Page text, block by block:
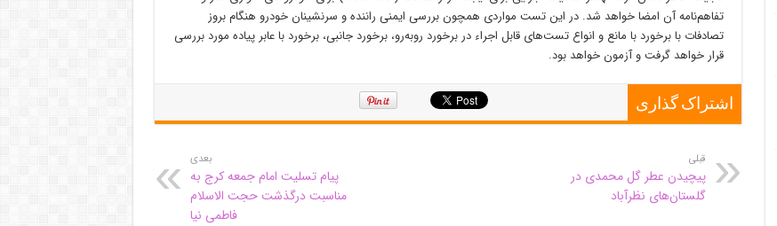
تفاهم‌نامه آن امضا خواهد شد. در این تست مواردی همچون بررسی ایمنی راننده و سرنشینان خودرو هنگام بروز
تصادفات با برخورد با مانع و انواع تست‌های قابل اجراء در برخورد روبه‌رو، برخورد جانبی، برخورد با عابر پیاده مورد بررسی
قرار خواهد گرفت و آزمون خواهد بود.
اشتراک گذاری
قبلی
پیچیدن عطر گل محمدی در
گلستان‌های نظرآباد
بعدی
پیام تسلیت امام جمعه کرج به
مناسبت درگذشت حجت الاسلام
فاطمی نیا